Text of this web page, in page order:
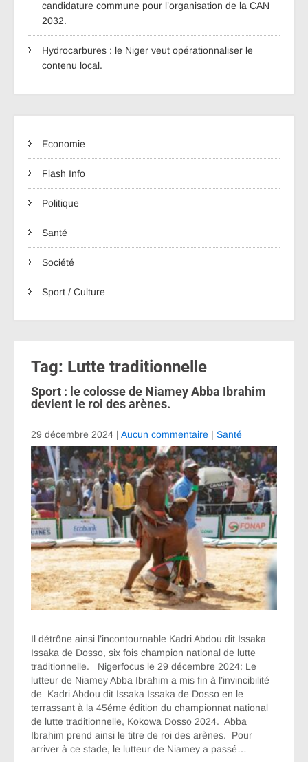
candidature commune pour l’organisation de la CAN
2032.
Hydrocarbures : le Niger veut opérationnaliser le
contenu local.
Economie
Flash Info
Politique
Santé
Société
Sport / Culture
Tag: Lutte traditionnelle
Sport : le colosse de Niamey Abba Ibrahim
devient le roi des arènes.
29 décembre 2024 | Aucun commentaire | Santé
Il détrône ainsi l’incontournable Kadri Abdou dit Issaka
Issaka de Dosso, six fois champion national de lutte
traditionnelle. Nigerfocus le 29 décembre 2024: Le
lutteur de Niamey Abba Ibrahim a mis fin à l’invincibilité
de Kadri Abdou dit Issaka Issaka de Dosso en le
terrassant à la 45éme édition du championnat national
de lutte traditionnelle, Kokowa Dosso 2024. Abba
Ibrahim prend ainsi le titre de roi des arènes. Pour
arriver à ce stade, le lutteur de Niamey a passé…